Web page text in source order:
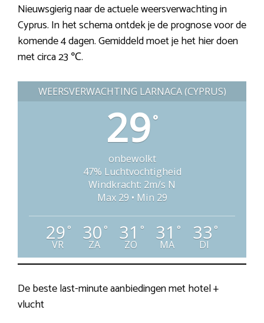
Nieuwsgierig naar de actuele weersverwachting in
Cyprus. In het schema ontdek je de prognose voor de
komende 4 dagen. Gemiddeld moet je het hier doen
met circa 23 ℃.
WEERSVERWACHTING LARNACA (CYPRUS)
29°
onbewolkt
47% Luchtvochtigheid
Windkracht: 2m/s N
Max 29 • Min 29
29°
VR
30°
ZA
31 °
ZO
31 °
MA
33°
DI
De beste last-minute aanbiedingen met hotel +
vlucht